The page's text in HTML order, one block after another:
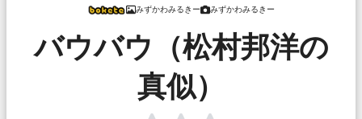
みずかわみるきー みずかわみるきー
バウバウ（松村邦洋の
真似）